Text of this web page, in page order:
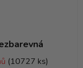
(10727 ks)